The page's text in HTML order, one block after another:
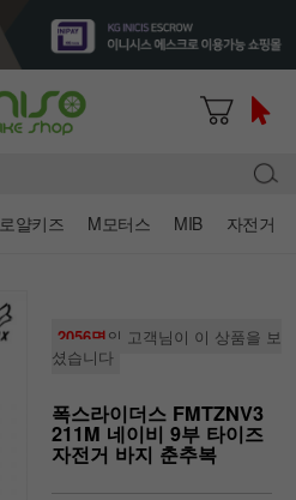
로얄키즈 M모터스 MIB 자전거
2056명의 고객님이 이 상품을 보
셨습니다
폭스라이더스 FMTZNV3
211M 네이비 9부 타이즈
자전거 바지 춘추복